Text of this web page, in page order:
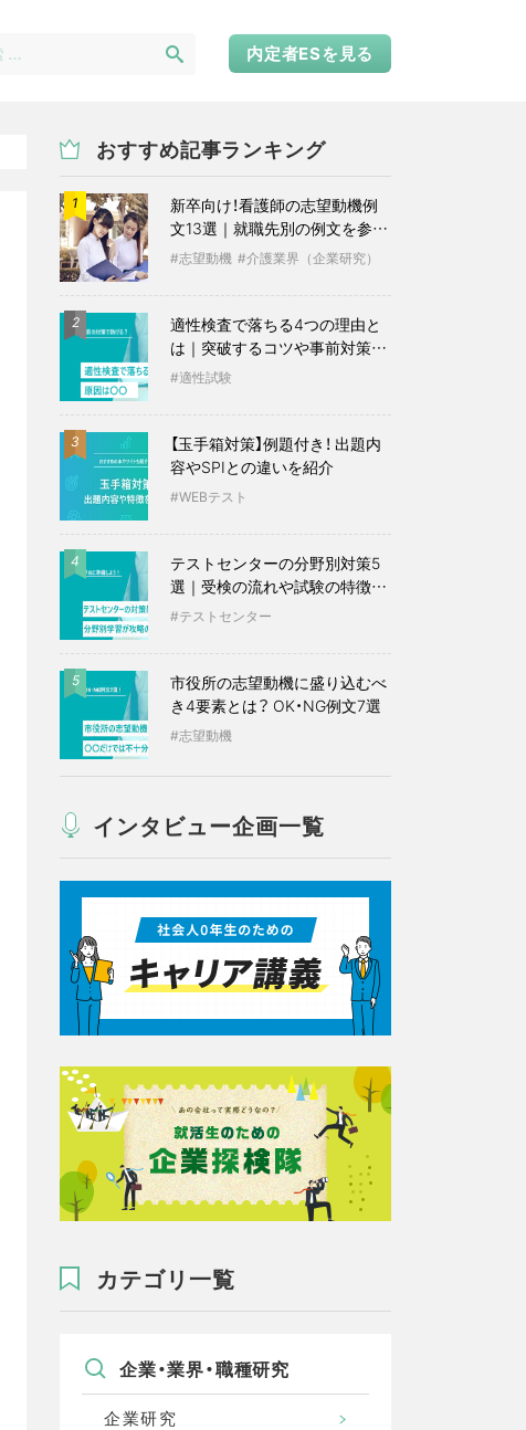
内定者ESを見る
おすすめ記事ランキング
1
新卒向け！看護師の志望動機例
文13選｜就職先別の例文を参考
に志望動機 介護業界（企業研究）
2
適性検査で落ちる4つの理由と
は｜突破するコツや事前対策も
紹介
適性試験
3
【玉手箱対策】例題付き！ 出題内
容やSPIとの違いを紹介
WEBテスト
4
テストセンターの分野別対策5
選｜受検の流れや試験の特徴も
紹介
テストセンター
5
市役所の志望動機に盛り込むべ
き4要素とは？ OK・NG例文7選
志望動機
インタビュー企画一覧
カテゴリ一覧
企業・業界・職種研究
企業研究